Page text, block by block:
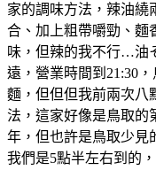
家的調味方法，辣油繞
合、加上粗帶嚼勁、麵
味，但辣的我不行…油
遠，營業時間到21:30
麵，但但但我前兩次八
法，這家好像是鳥取的
年，但也許是鳥取少見
我們是5點半左右到的